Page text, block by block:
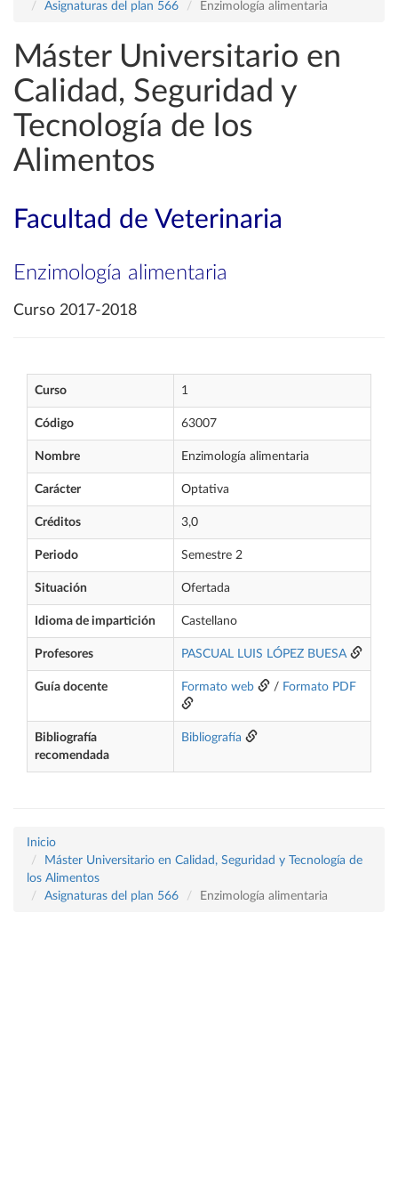
Asignaturas del plan 566
Enzimología alimentaria
Máster Universitario en
Calidad, Seguridad y
Tecnología de los
Alimentos
Facultad de Veterinaria
Enzimología alimentaria
Curso 2017-2018
Curso 1
Código 63007
Nombre Enzimología alimentaria
Carácter Optativa
Créditos 3,0
Periodo Semestre 2
Situación Ofertada
Idioma de impartición Castellano
Profesores PASCUAL LUIS LÓPEZ BUESA
Guía docente Formato web / Formato PDF
Bibliografía
recomendada
Bibliografía
Inicio
Máster Universitario en Calidad, Seguridad y Tecnología de
los Alimentos
Asignaturas del plan 566
Enzimología alimentaria